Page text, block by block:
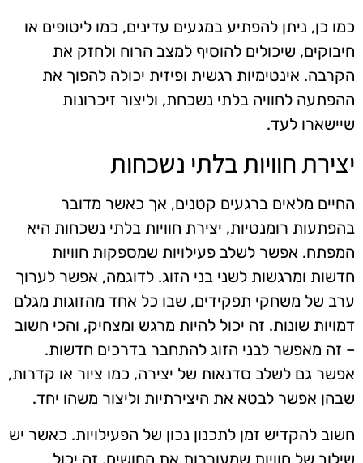
כמו כן, ניתן להפתיע במגעים עדינים, כמו ליטופים או
חיבוקים, שיכולים להוסיף למצב הרוח ולחזק את
הקרבה. אינטימיות רגשית ופיזית יכולה להפוך את
ההפתעה לחוויה בלתי נשכחת, וליצור זיכרונות
שיישארו לעד.
יצירת חוויות בלתי נשכחות
החיים מלאים ברגעים קטנים, אך כאשר מדובר
בהפתעות רומנטיות, יצירת חוויות בלתי נשכחות היא
המפתח. אפשר לשלב פעילויות שמספקות חוויות
חדשות ומרגשות לשני בני הזוג. לדוגמה, אפשר לערוך
ערב של משחקי תפקידים, שבו כל אחד מהזוגות מגלם
דמויות שונות. זה יכול להיות מרגש ומצחיק, והכי חשוב
– זה מאפשר לבני הזוג להתחבר בדרכים חדשות.
אפשר גם לשלב סדנאות של יצירה, כמו ציור או קדרות,
שבהן אפשר לבטא את היצירתיות וליצור משהו יחד.
חשוב להקדיש זמן לתכנון נכון של הפעילויות. כאשר יש
שילוב של חוויות שמעוררות את החושים, זה יכול